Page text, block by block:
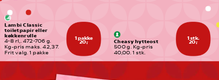
1 pakke
20,-
Lambi Classic
toiletpapir eller
køkkenrulle
4-8 rl,. 472-706 g.
Kg-pris maks. 42,37.
Frit valg. 1 pakke
1 stk.
20,-
Cheasy hytteost
500 g. Kg-pris
40,00. 1 stk.